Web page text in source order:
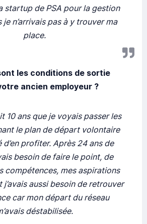
startup de PSA pour la gestion
n’arrivais pas à y trouver ma
place.
les conditions de sortie
ancien employeur ?
10 ans que je voyais passer les
le plan de départ volontaire
d’en profiter. Après 24 ans de
besoin de faire le point, de
compétences, mes aspirations
j’avais aussi besoin de retrouver
car mon départ du réseau
déstabilisée.